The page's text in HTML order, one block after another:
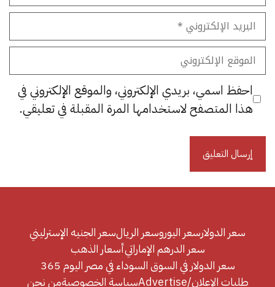
البريد
الإلكتروني
الموقع
الإلكتروني
احفظ اسمي، بريدي الإلكتروني، والموقع الإلكتروني في
هذا المتصفح لاستخدامها المرة المقبلة في تعليقي.
سعر الدولارسعر اليوروسعر الريالسعر الجنيه الإسترليني
سعر الدرهم الإماراتيأسعار الذهب
سعر الدولار في السوق السوداء في مصر اليوم 365
طلبات الإعلان/Advertise
سياسة الخصوصيةمن نحن